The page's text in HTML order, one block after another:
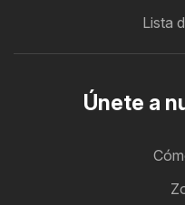
Lista
Únete a